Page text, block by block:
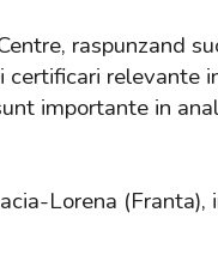
raspunzand
relevante
importante in
Lorena (Franta),